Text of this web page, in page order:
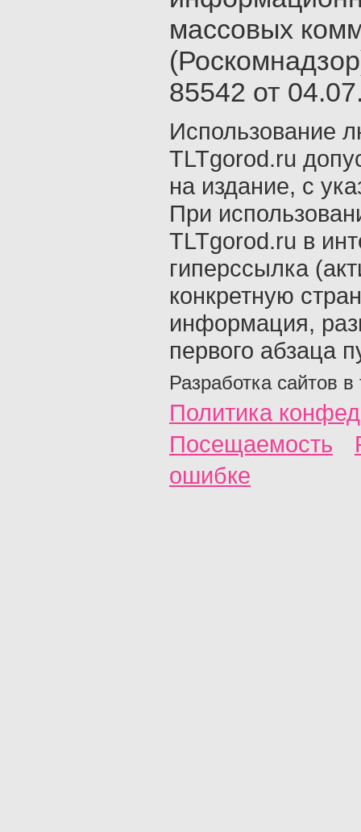
массовых
85542 от
Использование
TLTgorod.ru
на издание, с
При
TLTgorod.ru в
гиперссылка
конкретную
информация,
первого абзаца
Разработка сайтов в
Политика
Посещаемость
ошибке